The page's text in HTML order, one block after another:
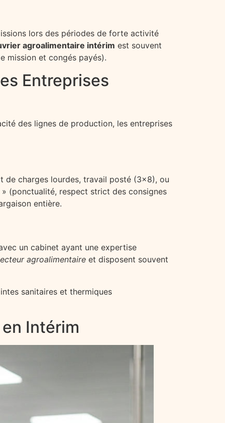
lors des périodes de forte activité
agroalimentaire intérim est souvent
mission et congés payés).
Entreprises
des lignes de production, les entreprises
de charges lourdes, travail posté (3×8), ou
(ponctualité, respect strict des consignes
entière.
un cabinet ayant une expertise
agroalimentaire et disposent souvent
sanitaires et thermiques
Intérim